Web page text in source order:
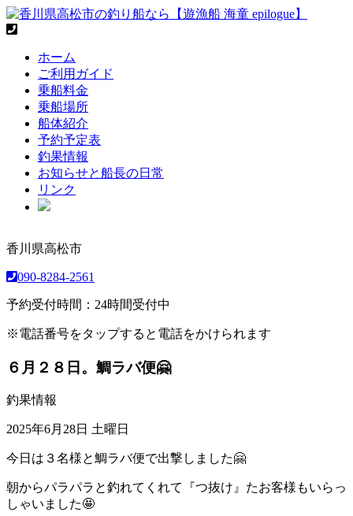
ホーム
ご利用ガイド
乗船料金
乗船場所
船体紹介
予約予定表
釣果情報
お知らせと船長の日常
リンク
香川県高松市
090-8284-2561
予約受付時間：24時間受付中
※電話番号をタップすると電話をかけられます
６月２８日。鯛ラバ便🤗
釣果情報
2025年6月28日 土曜日
今日は３名様と鯛ラバ便で出撃しました🤗
朝からパラパラと釣れてくれて『つ抜け』たお客様もいらっ
しゃいました🤩